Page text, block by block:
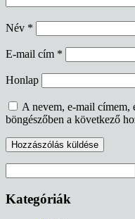
Név *
E-mail cím *
Honlap
A nevem, e-mail címem,
böngészőben a következő
Kategóriák